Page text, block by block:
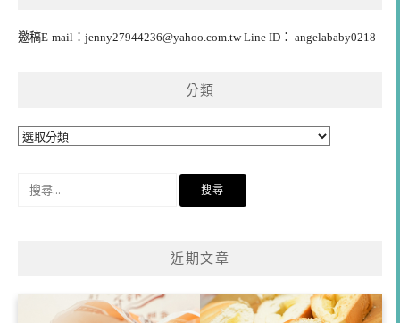
邀稿E-mail： jenny27944236@yahoo.com.twLine ID： angelababy0218
分類
分
近期文章